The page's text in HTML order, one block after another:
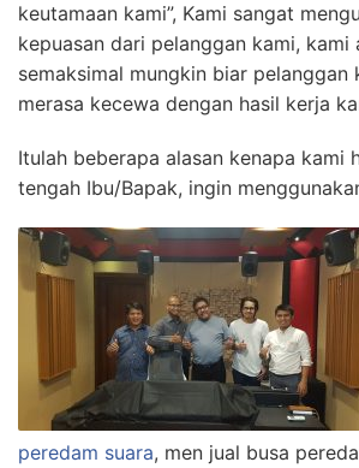
keutamaan kami”, Kami sangat
kepuasan dari pelanggan kami, kami
semaksimal mungkin biar pelanggan
merasa kecewa dengan hasil kerja
Itulah beberapa alasan kenapa kami
tengah Ibu/Bapak, ingin
peredam suara, men jual busa